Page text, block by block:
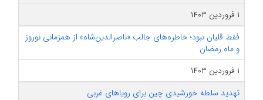
۱ فروردین ۱۴۰۳
فقط قلیان نبود؛ خاطره‌های جالب «ناصرالدین‌شاه» از همزمانی نوروز
و ماه رمضان
۱ فروردین ۱۴۰۳
تهدید سلطه خورشیدی چین برای رویاهای غربی